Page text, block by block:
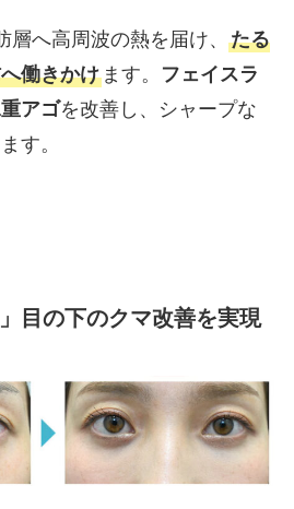
へ高周波の熱を届け、 たる
働きかけます。
フェイスラ
アゴを改善し、シャープな
す。
目の下のクマ改善を実現